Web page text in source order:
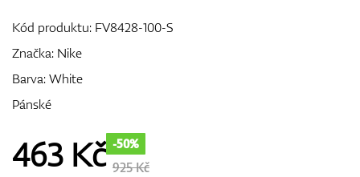
Kód produktu: FV8428-100-S
Značka: Nike
Barva: White
Pánské
463 Kč -50%
925 Kč